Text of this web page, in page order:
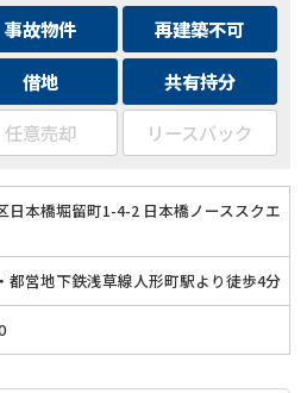
事故物件
再建築不可
借地
共有持分
任意売却 リースバック
日本橋堀留町1-4-2 日本橋ノーススクエ
都営地下鉄浅草線人形町駅より徒歩4分